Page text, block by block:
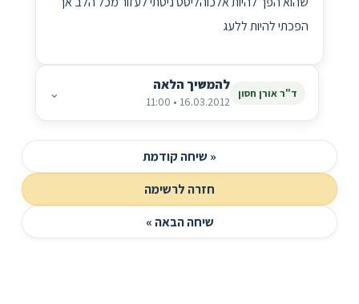
הפכתי להיות ללעג
ד"ר אורן חסון להמשיך הלאה
16.03.2012 • 11:00
⌄
« שיחה קודמת
חזרה לרשימה
שיחה הבאה »